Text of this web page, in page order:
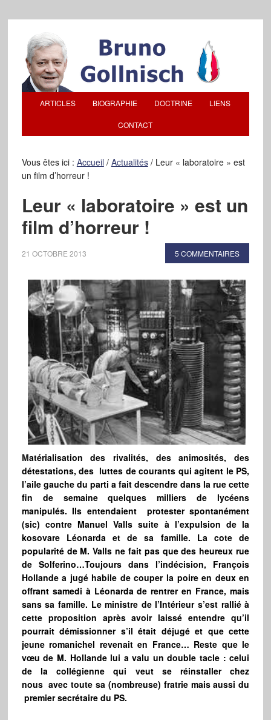
ARTICLES BIOGRAPHIE DOCTRINE LIENS
CONTACT
Vous êtes ici : Accueil / Actualités /Leur « laboratoire » est
un film d’horreur !
Leur « laboratoire » est un
film d’horreur !
21 OCTOBRE 2013 5 COMMENTAIRES
Matérialisation des rivalités, des animosités, des
détestations, des luttes de courants qui agitent le PS,
l’aile gauche du parti a fait descendre dans la rue cette
fin de semaine quelques milliers de lycéens
manipulés. Ils entendaient protester spontanément
(sic) contre Manuel Valls suite à l’expulsion de la
kosovare Léonarda et de sa famille. La cote de
popularité de M. Valls ne fait pas que des heureux rue
de Solferino…Toujours dans l’indécision, François
Hollande a jugé habile de couper la poire en deux en
offrant samedi à Léonarda de rentrer en France, mais
sans sa famille. Le ministre de l’Intérieur s’est rallié à
cette proposition après avoir laissé entendre qu’il
pourrait démissionner s’il était déjugé et que cette
jeune romanichel revenait en France… Reste que le
vœu de M. Hollande lui a valu un double tacle : celui
de la collégienne qui veut se réinstaller chez
nous avec toute sa (nombreuse) fratrie mais aussi du
premier secrétaire du PS.